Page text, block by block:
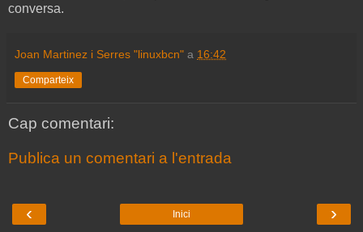
conversa.
Joan Martinez i Serres "linuxbcn" a 16:42
Comparteix
Cap comentari:
Publica un comentari a l'entrada
‹ ›
Inici